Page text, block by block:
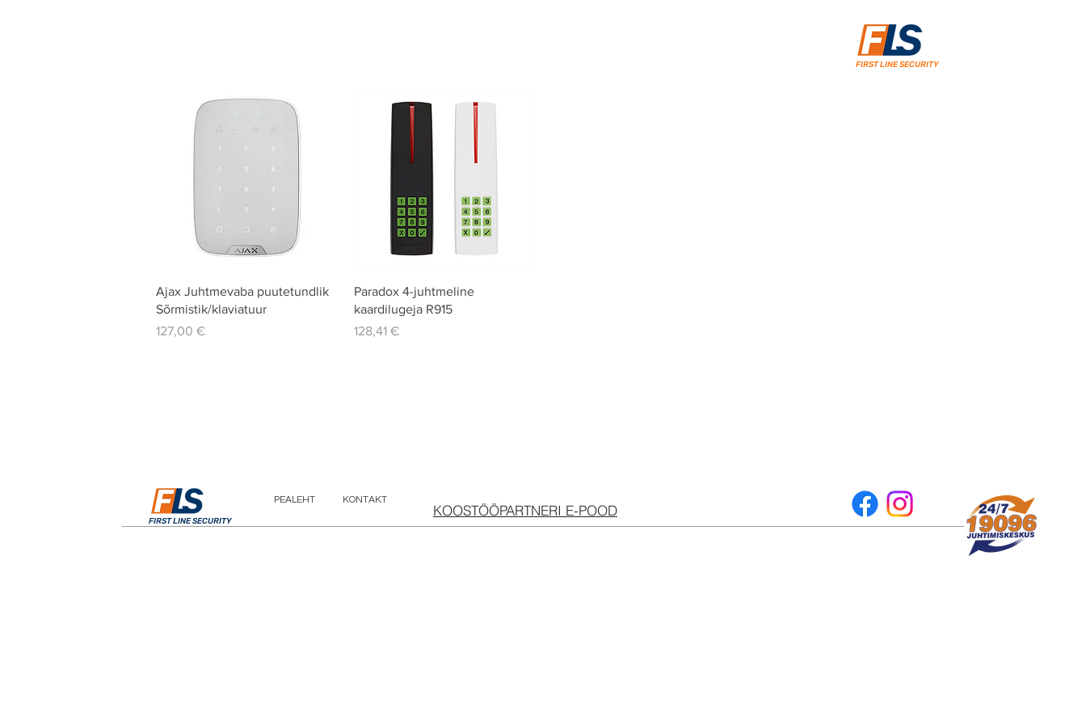
FIRST LINE SECURITY
Quick View
Ajax Juhtmevaba puutetundlik
Sõrmistik/klaviatuur
Price
127,00 €
Quick View
Paradox 4-juhtmeline
kaardilugeja R915
Price
128,41 €
KONTAKT
PEALEHT
FIRST LINE SECURITY
KOOSTÖÖPARTNERI E-POOD